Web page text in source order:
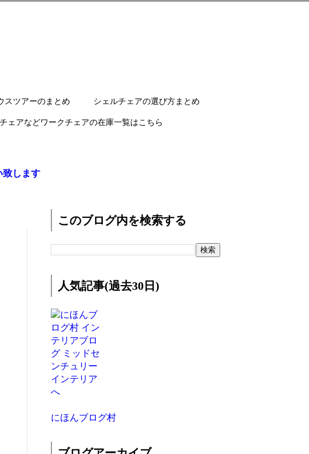
スツアーのまとめ シェルチェアの選び方まとめ
ェアなどワークチェアの在庫一覧はこちら
致します
このブログ内を検索する
人気記事(過去30日)
にほんブログ村